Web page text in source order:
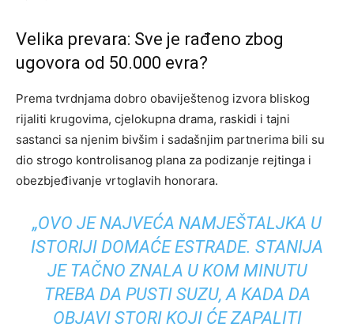
Velika prevara: Sve je rađeno zbog
ugovora od 50.000 evra?
Prema tvrdnjama dobro obaviještenog izvora bliskog
rijaliti krugovima, cjelokupna drama, raskidi i tajni
sastanci sa njenim bivšim i sadašnjim partnerima bili su
dio strogo kontrolisanog plana za podizanje rejtinga i
obezbjeđivanje vrtoglavih honorara.
„OVO JE NAJVEĆA NAMJEŠTALJKA U
ISTORIJI DOMAĆE ESTRADE. STANIJA
JE TAČNO ZNALA U KOM MINUTU
TREBA DA PUSTI SUZU, A KADA DA
OBJAVI STORI KOJI ĆE ZAPALITI